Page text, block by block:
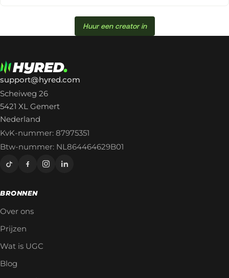
Huur een creator in
support@hyred.com
Scheiweg 26
5421 XL Gemert
Nederland
KvK-nummer: 87975351
Btw-nummer: NL864464629B01
BRONNEN
Over ons
Prijzen
Wat is UGC
Blog